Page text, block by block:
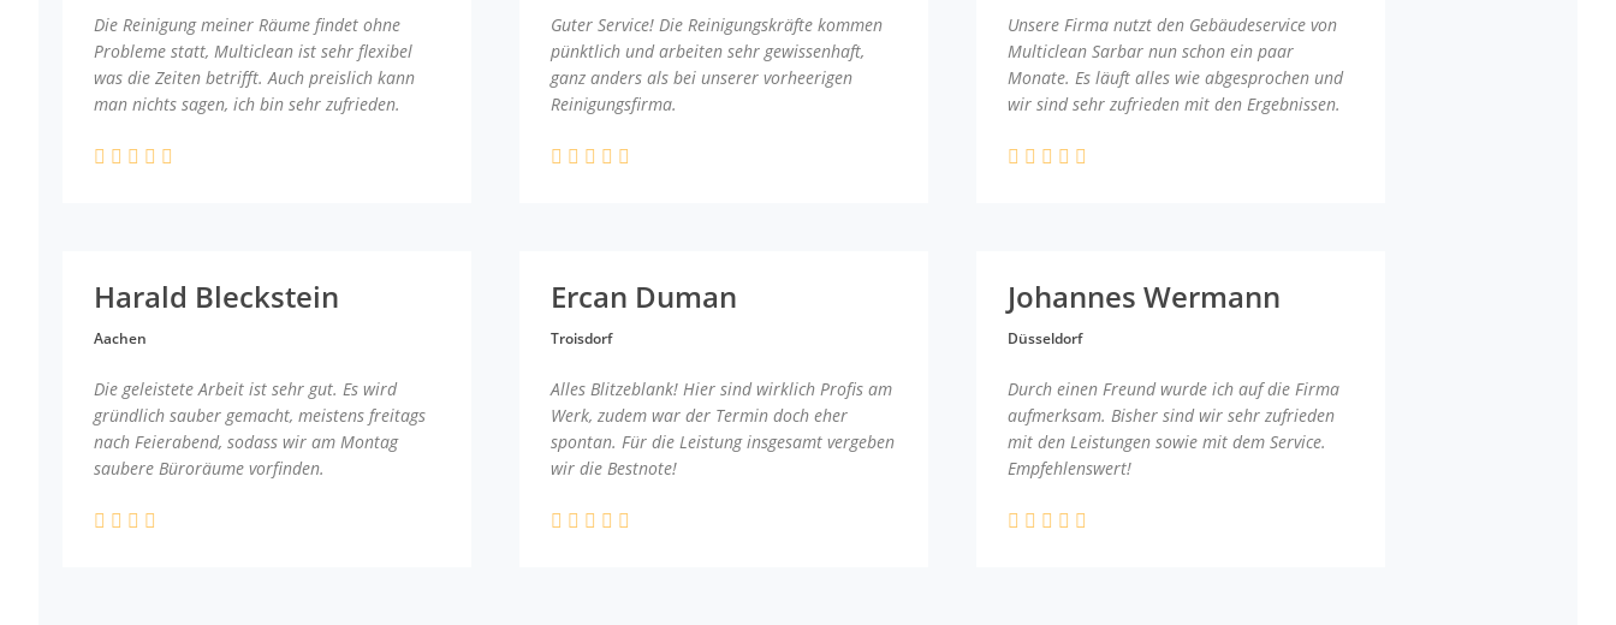
Die Reinigung meiner Räume findet ohne
Probleme statt, Multiclean ist sehr flexibel
was die Zeiten betrifft. Auch preislich kann
man nichts sagen, ich bin sehr zufrieden.
Guter Service! Die Reinigungskräfte kommen
pünktlich und arbeiten sehr gewissenhaft,
ganz anders als bei unserer vorheerigen
Reinigungsfirma.
Unsere Firma nutzt den Gebäudeservice von
Multiclean Sarbar nun schon ein paar
Monate. Es läuft alles wie abgesprochen und
wir sind sehr zufrieden mit den Ergebnissen.
Harald Bleckstein
Aachen
Die geleistete Arbeit ist sehr gut. Es wird
gründlich sauber gemacht, meistens freitags
nach Feierabend, sodass wir am Montag
saubere Büroräume vorfinden.
Ercan Duman
Troisdorf
Alles Blitzeblank! Hier sind wirklich Profis am
Werk, zudem war der Termin doch eher
spontan. Für die Leistung insgesamt vergeben
wir die Bestnote!
Johannes Wermann
Düsseldorf
Durch einen Freund wurde ich auf die Firma
aufmerksam. Bisher sind wir sehr zufrieden
mit den Leistungen sowie mit dem Service.
Empfehlenswert!